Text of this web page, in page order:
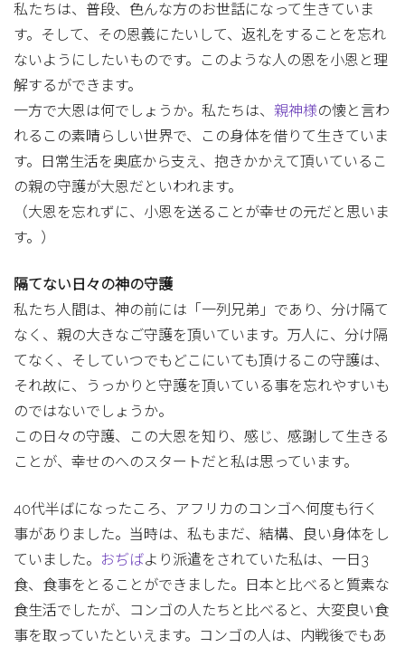
私たちは、普段、色んな方のお世話になって生きていま
す。そして、その恩義にたいして、返礼をすることを忘れ
ないようにしたいものです。このような人の恩を小恩と理
解するができます。
一方で大恩は何でしょうか。私たちは、 親神様の懐と言わ
れるこの素晴らしい世界で、この身体を借りて生きていま
す。日常生活を奥底から支え、抱きかかえて頂いているこ
の親の守護が大恩だといわれます。
（大恩を忘れずに、小恩を送ることが幸せの元だと思いま
す。）
隔てない日々の神の守護
私たち人間は、神の前には「一列兄弟」であり、分け隔て
なく、親の大きなご守護を頂いています。万人に、分け隔
てなく、そしていつでもどこにいても頂けるこの守護は、
それ故に、うっかりと守護を頂いている事を忘れやすいも
のではないでしょうか。
この日々の守護、この大恩を知り、感じ、感謝して生きる
ことが、幸せのへのスタートだと私は思っています。
40代半ばになったころ、アフリカのコンゴへ何度も行く
事がありました。当時は、私もまだ、結構、良い身体をし
ていました。
おぢばより派遣をされていた私は、一日3
食、食事をとることができました。日本と比べると質素な
食生活でしたが、コンゴの人たちと比べると、大変良い食
事を取っていたといえます。コンゴの人は、内戦後でもあ